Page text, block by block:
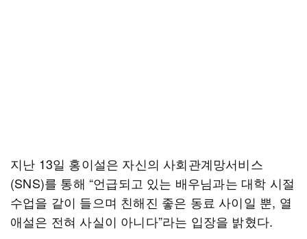
지난 13일 홍이설은 자신의 사회관계망서비스
(SNS)를 통해 “언급되고 있는 배우님과는 대학 시절
수업을 같이 들으며 친해진 좋은 동료 사이일 뿐, 열
애설은 전혀 사실이 아니다”라는 입장을 밝혔다.